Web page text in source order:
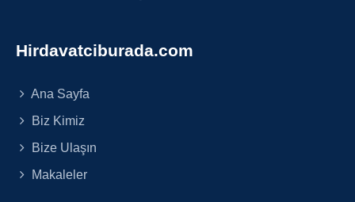
Hirdavatciburada.com
Ana Sayfa
Biz Kimiz
Bize Ulaşın
Makaleler